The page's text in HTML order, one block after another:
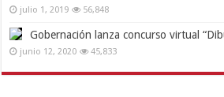
julio 1, 2019 56,848
Gobernación lanza concurso virtual
junio 12, 2020 45,833